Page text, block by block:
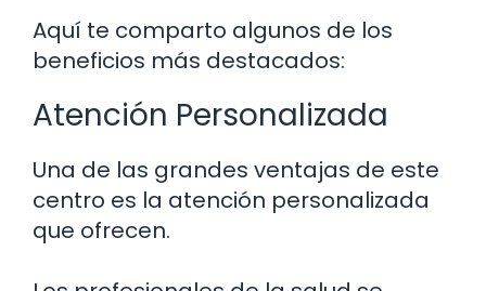
Aquí te comparto algunos de los
beneficios más destacados:
Atención Personalizada
Una de las grandes ventajas de este
centro es la atención personalizada
que ofrecen.